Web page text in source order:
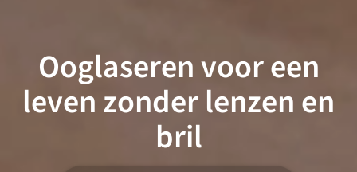
Ooglaseren voor een
leven zonder lenzen en
bril